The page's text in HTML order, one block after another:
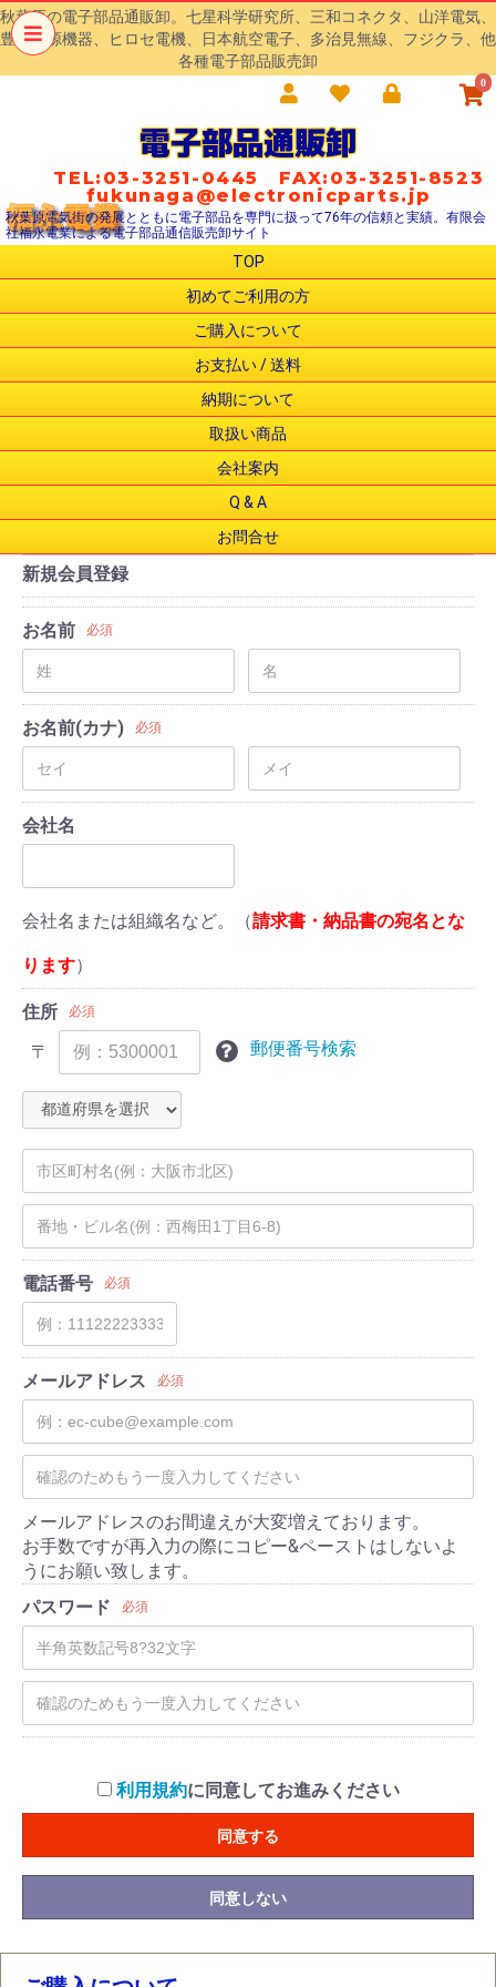
秋葉原の電子部品通販卸。七星科学研究所、三和コネクタ、山洋電気、
豊澄電源機器、ヒロセ電機、日本航空電子、多治見無線、フジクラ、他
各種電子部品販売卸
0
電子部品通販卸
TEL:03-3251-0445 FAX:03-3251-8523
fukunaga@electronicparts.jp
秋葉原電気街の発展とともに電子部品を専門に扱って76年の信頼と実績。有限会
社福永電業による電子部品通信販売卸サイト
TOP
初めてご利用の方
ご購入について
お支払い / 送料
納期について
取扱い商品
会社案内
Q & A
お問合せ
新規会員登録
お名前 必須
お名前(カナ) 必須
会社名
会社名または組織名など。（請求書・納品書の宛名とな
ります）
住所 必須
〒 郵便番号検索
電話番号 必須
メールアドレス 必須
メールアドレスのお間違えが大変増えております。
お手数ですが再入力の際にコピー&ペーストはしないよ
うにお願い致します。
パスワード
必須
利用規約に同意してお進みください
同意する
同意しない